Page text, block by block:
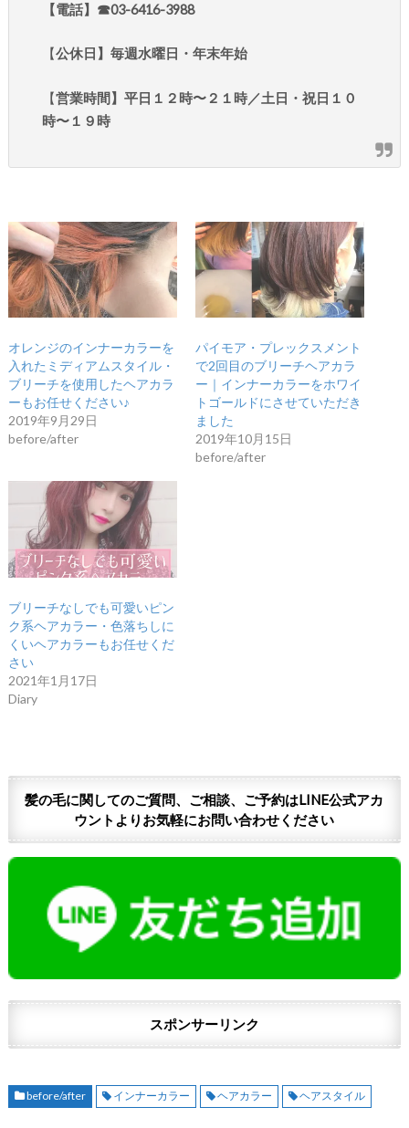
【電話】☎︎03-6416-3988
【公休日】毎週水曜日・年末年始
【営業時間】平日１２時〜２１時／土日・祝日１０
時〜１９時
オレンジのインナーカラーを
入れたミディアムスタイル・
ブリーチを使用したヘアカラ
ーもお任せください♪
2019年9月29日
before/after
パイモア・プレックスメント
で2回目のブリーチヘアカラ
ー｜インナーカラーをホワイ
トゴールドにさせていただき
ました
2019年10月15日
before/after
ブリーチなしでも可愛いピン
ク系ヘアカラー・色落ちしに
くいヘアカラーもお任せくだ
さい
2021年1月17日
Diary
髪の毛に関してのご質問、ご相談、ご予約はLINE公式アカ
ウントよりお気軽にお問い合わせください
スポンサーリンク
before/after インナーカラー ヘアカラー ヘアスタイル